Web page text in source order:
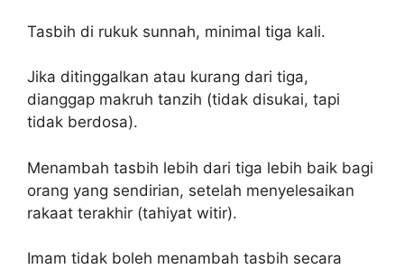
Tasbih di rukuk sunnah, minimal tiga kali.
Jika ditinggalkan atau kurang dari tiga,
dianggap makruh tanzih (tidak disukai, tapi
tidak berdosa).
Menambah tasbih lebih dari tiga lebih baik bagi
orang yang sendirian, setelah menyelesaikan
rakaat terakhir (tahiyat witir).
Imam tidak boleh menambah tasbih secara